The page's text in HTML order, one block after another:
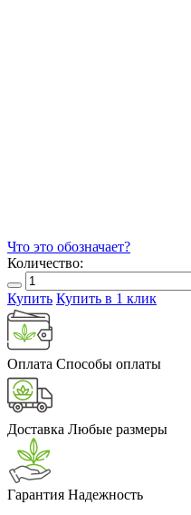
Что это обозначает?
Количество:
Купить Купить в 1 клик
Оплата Способы оплаты
Доставка Любые размеры
Гарантия Надежность